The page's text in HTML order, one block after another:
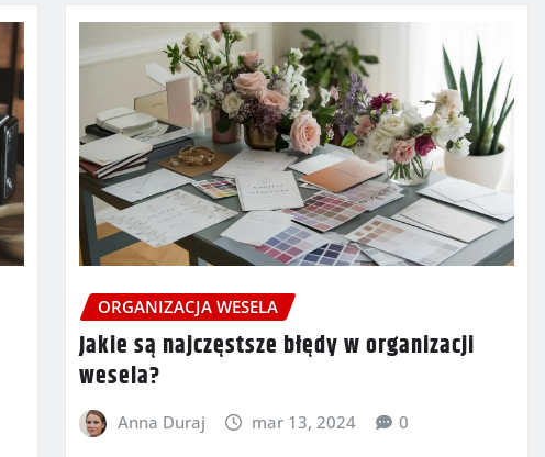
ORGANIZACJA WESELA
Jakie są najczęstsze błędy w organizacji
wesela?
Anna Duraj mar 13, 2024 0